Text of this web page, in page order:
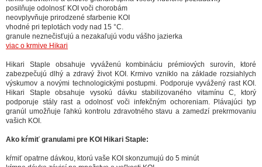
posilňuje odolnosť KOI voči chorobám
neovplyvňuje prirodzené sfarbenie KOI
vhodné pri teplotách vody nad 15 °C.
granule neznečisťujú a nezakaľujú vodu vášho jazierka
viac o krmive Hikari
Hikari Staple obsahuje vyváženú kombináciu prémiových surovín, ktoré
zabezpečujú dlhý a zdravý život KOI. Krmivo vzniklo na základe rozsiahlych
výskumov a novými technologickými postupmi. Podporuje vyvážený rast KOI.
Hikari Staple obsahuje vysokú dávku stabilizovaného vitamínu C, ktorý
podporuje stály rast a odolnosť voči infekčným ochoreniam. Plávajúci typ
granúl umožňuje ľahkú kontrolu zdravotného stavu a zamedzí prekrmovaniu
vašich KOI.
Ako kŕmiť granulami pre KOI Hikari Staple:
kŕmiť opatrne dávkou, ktorú vaše KOI skonzumujú do 5 minút